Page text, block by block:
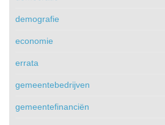
demografie
economie
errata
gemeentebedrijven
gemeentefinanciën